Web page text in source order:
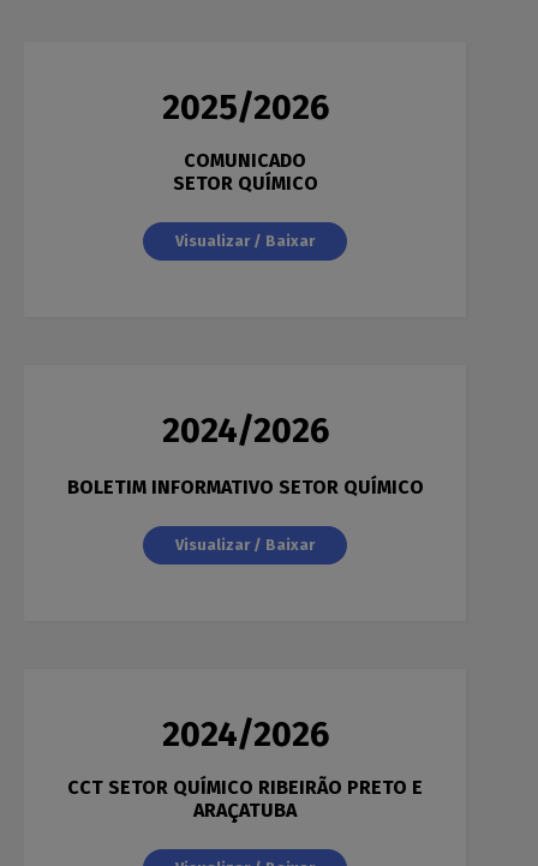
2025/2026
COMUNICADO
SETOR QUÍMICO
Visualizar / Baixar
2024/2026
BOLETIM INFORMATIVO SETOR QUÍMICO
Visualizar / Baixar
2024/2026
CCT SETOR QUÍMICO RIBEIRÃO PRETO E
ARAÇATUBA